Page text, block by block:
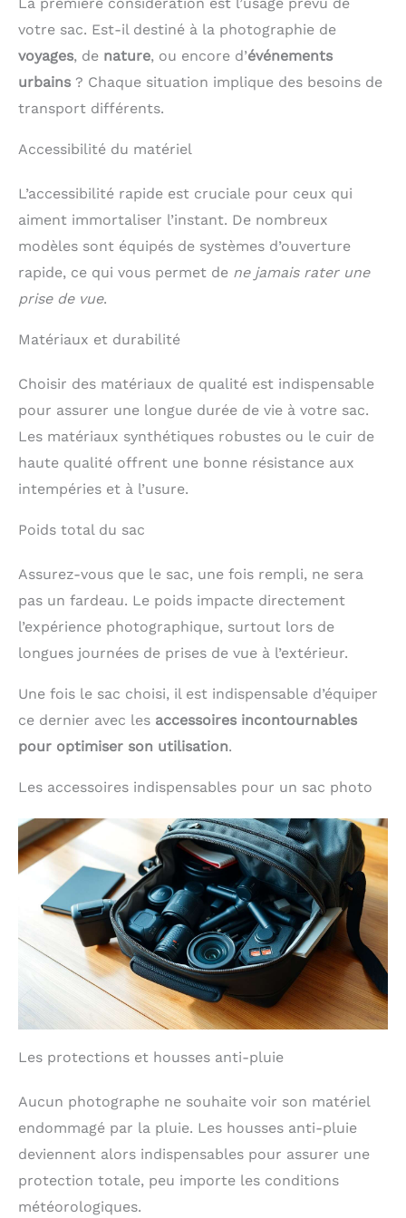
housse rembourrée
(pouvant accueillir une
tablette de 11 pouces +
un stylet) permettent de
votre équipement.
données, une
alimentation mobile, une
clés de voiture et
qu'une référence, veuillez
vous en tenir à la réalité.
SOUTIEN POSTAL
CONFORTABLE : Le
rembourré au dos et le
sportives. Les bretelles
sont longues et réglables
et conviennent à toutes
en sac quotidien, sac bandoulière ou sac à main,
parfait pour les voyages, les trajets quotidiens et la
votre sac. Est-il destiné à la photographie de
voyages, de nature, ou encore d’événements
urbains ? Chaque situation implique des besoins de
transport différents.
Accessibilité du matériel
L’accessibilité rapide est cruciale pour ceux qui
aiment immortaliser l’instant. De nombreux
modèles sont équipés de systèmes d’ouverture
rapide, ce qui vous permet de ne jamais rater une
prise de vue.
Matériaux et durabilité
Choisir des matériaux de qualité est indispensable
pour assurer une longue durée de vie à votre sac.
Les matériaux synthétiques robustes ou le cuir de
haute qualité offrent une bonne résistance aux
intempéries et à l’usure.
Poids total du sac
Assurez-vous que le sac, une fois rempli, ne sera
pas un fardeau. Le poids impacte directement
l’expérience photographique, surtout lors de
longues journées de prises de vue à l’extérieur.
Une fois le sac choisi, il est indispensable d’équiper
ce dernier avec les accessoires incontournables
pour optimiser son utilisation.
Les accessoires indispensables pour un sac photo
Les protections et housses anti-pluie
Aucun photographe ne souhaite voir son matériel
endommagé par la pluie. Les housses anti-pluie
deviennent alors indispensables pour assurer une
protection totale, peu importe les conditions
météorologiques.